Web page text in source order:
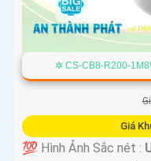
✲ CS-CB8-R200-
Giá
💯 Hình Ảnh Sắc nét :